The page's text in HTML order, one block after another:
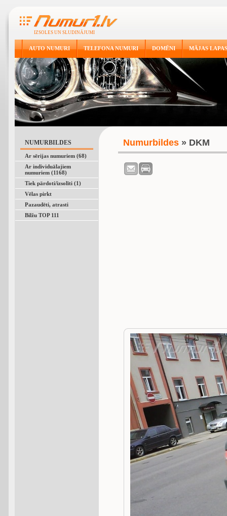
IZSOLES UN SLUDINĀJUMI
AUTO NUMURI TELEFONA NUMURI DOMĒNI MĀJAS LAPAS
NUMURBILDES
Ar sērijas numuriem (68)
Ar individuālajiem
numuriem (1168)
Tiek pārdoti/izsolīti (1)
Vēlas pirkt
Pazaudēti, atrasti
Bilžu TOP 111
Numurbildes» DKM